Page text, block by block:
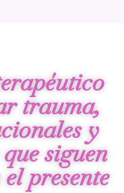
trauma,
y
siguen
presente